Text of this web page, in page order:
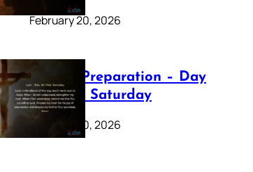
February 20, 2026
Lenten Preparation – Day
40: Holy Saturday
February 20, 2026